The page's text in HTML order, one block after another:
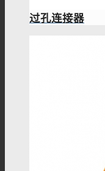
过孔连接器